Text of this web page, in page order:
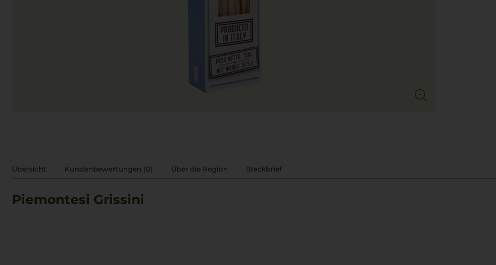
Übersicht Kundenbewertungen (0) Über die Region Steckbrief
Piemontesi Grissini